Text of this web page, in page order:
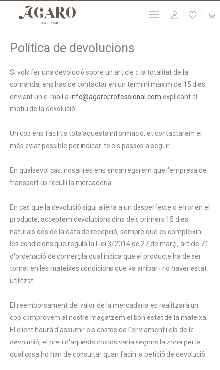
Política de devolucions
Si vols fer una devolució sobre un article o la totalitat de la
comanda, ens has de contactar en un termini màxim de 15 dies
enviant un e-mail a info@agaroprofessional.com explicant el
motiu de la devolució.
Un cop ens facilitis tota aquesta informació, et contactarem el
més aviat possible per indicar-te els passos a seguir.
En qualsevol cas, nosaltres ens encarregarem que l'empresa de
transport us reculli la mercaderia.
En cas que la devolució sigui aliena a un desperfecte o error en el
producte, acceptem devolucions dins dels primers 15 dies
naturals des de la data de recepció, sempre que es compleixin
les condicions que regula la Llei 3/2014 de 27 de març , article 71
d'ordenació de comerç la qual indica que el producte ha de ser
tornat en les mateixes condicions que va arribar i no haver estat
utilitzat.
El reemborsament del valor de la mercaderia es realitzarà un
cop comprovem al nostre magatzem el bon estat de la mateixa.
El client haurà d'assumir els costos de l'enviament i els de la
devolució, el preu d'aquests costos varia segons la zona per la
qual cosa ho han de consultar quan facin la petició de devolució.